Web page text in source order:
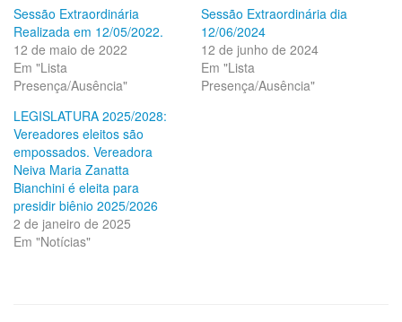
Sessão Extraordinária
Realizada em 12/05/2022.
12 de maio de 2022
Em "Lista
Presença/Ausência"
Sessão Extraordinária dia
12/06/2024
12 de junho de 2024
Em "Lista
Presença/Ausência"
LEGISLATURA 2025/2028:
Vereadores eleitos são
empossados. Vereadora
Neiva Maria Zanatta
Bianchini é eleita para
presidir biênio 2025/2026
2 de janeiro de 2025
Em "Notícias"